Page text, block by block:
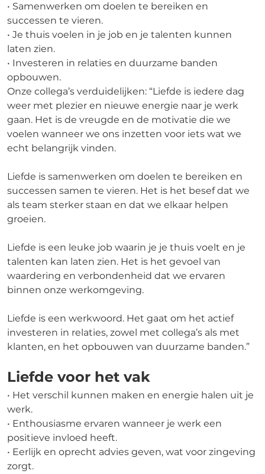
• Samenwerken om doelen te bereiken en
successen te vieren.
• Je thuis voelen in je job en je talenten kunnen
laten zien.
• Investeren in relaties en duurzame banden
opbouwen.
Onze collega’s verduidelijken: “Liefde is iedere dag
weer met plezier en nieuwe energie naar je werk
gaan. Het is de vreugde en de motivatie die we
voelen wanneer we ons inzetten voor iets wat we
echt belangrijk vinden.
Liefde is samenwerken om doelen te bereiken en
successen samen te vieren. Het is het besef dat we
als team sterker staan en dat we elkaar helpen
groeien.
Liefde is een leuke job waarin je je thuis voelt en je
talenten kan laten zien. Het is het gevoel van
waardering en verbondenheid dat we ervaren
binnen onze werkomgeving.
Liefde is een werkwoord. Het gaat om het actief
investeren in relaties, zowel met collega’s als met
klanten, en het opbouwen van duurzame banden.”
Liefde voor het vak
• Het verschil kunnen maken en energie halen uit je
werk.
• Enthousiasme ervaren wanneer je werk een
positieve invloed heeft.
• Eerlijk en oprecht advies geven, wat voor zingeving
zorgt.